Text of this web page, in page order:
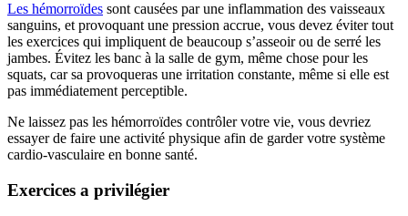
Les hémorroïdes sont causées par une inflammation des vaisseaux
sanguins, et provoquant une pression accrue, vous devez éviter tout
les exercices qui impliquent de beaucoup s’asseoir ou de serré les
jambes. Évitez les banc à la salle de gym, même chose pour les
squats, car sa provoqueras une irritation constante, même si elle est
pas immédiatement perceptible.
Ne laissez pas les hémorroïdes contrôler votre vie, vous devriez
essayer de faire une activité physique afin de garder votre système
cardio-vasculaire en bonne santé.
Exercices a privilégier